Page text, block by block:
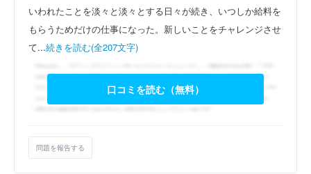
いわれたことを淡々と淡々とする日々が続き、いつしか給料を
もらうためだけの仕事になった。新しいことをチャレンジさせ
て...続きを読む(全207文字)
口コミを読む（無料）
問題を報告する